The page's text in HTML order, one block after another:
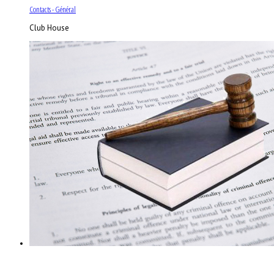
Contacts - Général
Club House